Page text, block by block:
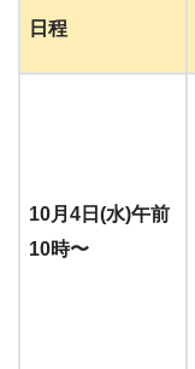
日程
10月4日(水)午前
10時〜